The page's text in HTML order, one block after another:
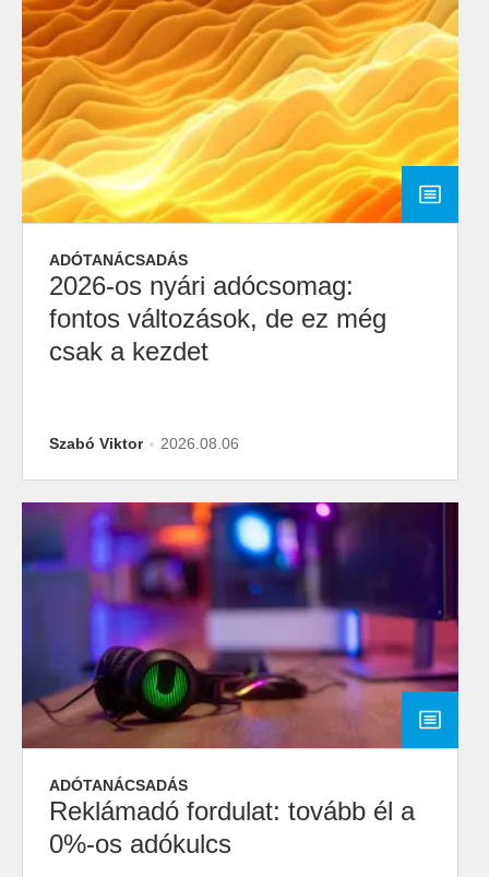
ADÓTANÁCSADÁS
2026-os nyári adócsomag:
fontos változások, de ez még
csak a kezdet
Szabó Viktor 2026.08.06
ADÓTANÁCSADÁS
Reklámadó fordulat: tovább él a
0%-os adókulcs